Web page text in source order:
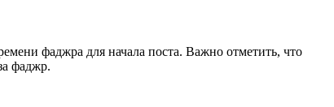
фаджра для начала поста. Важно отметить, что
фаджр.